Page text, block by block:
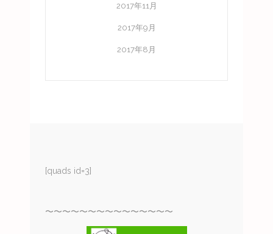
2017年11月
2017年9月
2017年8月
[quads id=3]
〜〜〜〜〜〜〜〜〜〜〜〜〜〜〜